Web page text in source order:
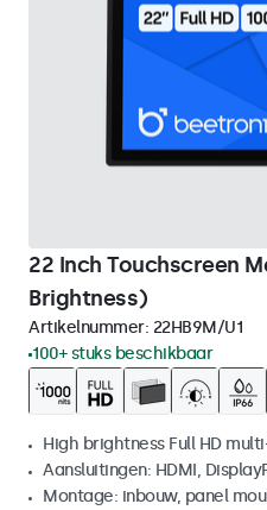
22 Inch Touchscreen
Brightness)
Artikelnummer: 22HB9M/U1
100+ stuks beschikbaar
High brightness Full HD
Aansluitingen: HDMI,
Montage: inbouw, panel